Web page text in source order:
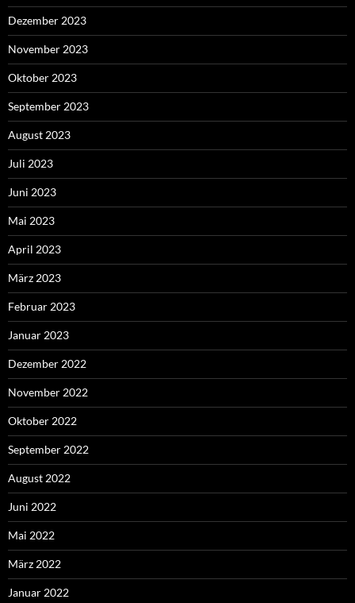
Dezember 2023
November 2023
Oktober 2023
September 2023
August 2023
Juli 2023
Juni 2023
Mai 2023
April 2023
März 2023
Februar 2023
Januar 2023
Dezember 2022
November 2022
Oktober 2022
September 2022
August 2022
Juni 2022
Mai 2022
März 2022
Januar 2022